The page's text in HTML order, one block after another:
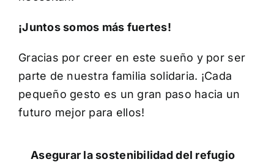
¡Juntos somos más fuertes!
Gracias por creer en este sueño y por ser
parte de nuestra familia solidaria. ¡Cada
pequeño gesto es un gran paso hacia un
futuro mejor para ellos!
Asegurar la sostenibilidad del refugio